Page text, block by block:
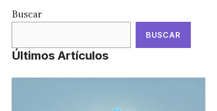
Buscar
BUSCAR
Últimos Artículos